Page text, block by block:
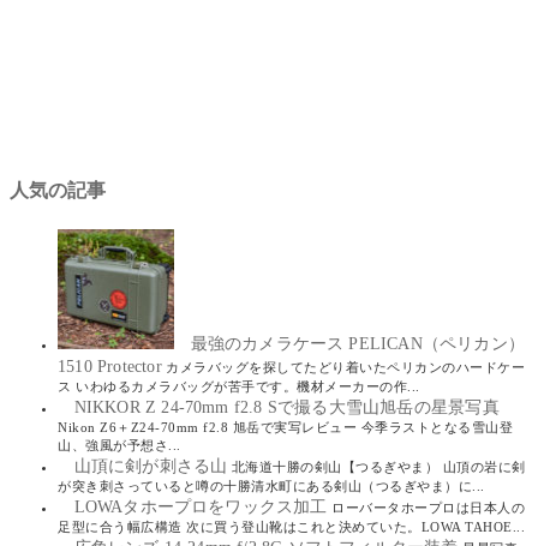
人気の記事
最強のカメラケース PELICAN（ペリカン）
1510 Protector カメラバッグを探してたどり着いたペリカンのハードケー
ス いわゆるカメラバッグが苦手です。機材メーカーの作...
NIKKOR Z 24-70mm f2.8 Sで撮る大雪山旭岳の星景写真
Nikon Z6＋Z24-70mm f2.8 旭岳で実写レビュー 今季ラストとなる雪山登
山、強風が予想さ...
山頂に剣が刺さる山 北海道十勝の剣山【つるぎやま） 山頂の岩に剣
が突き刺さっていると噂の十勝清水町にある剣山（つるぎやま）に...
LOWAタホープロをワックス加工 ローバータホープロは日本人の
足型に合う幅広構造 次に買う登山靴はこれと決めていた。LOWA TAHOE...